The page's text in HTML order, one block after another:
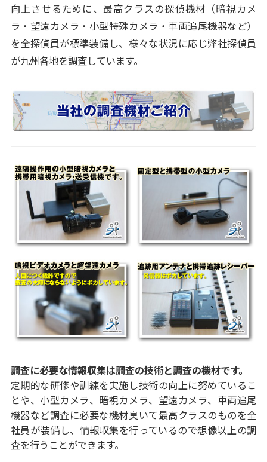
向上させるために、最高クラスの探偵機材（暗視カメ
ラ・望遠カメラ・小型特殊カメラ・車両追尾機器など）
を全探偵員が標準装備し、様々な状況に応じ弊社探偵員
が九州各地を調査しています。
調査に必要な情報収集は調査の技術と調査の機材です。
定期的な研修や訓練を実施し技術の向上に努めているこ
とや、小型カメラ、暗視カメラ、望遠カメラ、車両追尾
機器など調査に必要な機材臭いて最高クラスのものを全
社員が装備し、情報収集を行っているので想像以上の調
査を行うことができます。